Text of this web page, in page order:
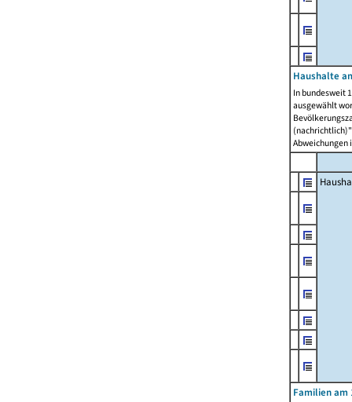
Haushalte
In bundesweit
ausgewählt
Abweichungen
Familien am